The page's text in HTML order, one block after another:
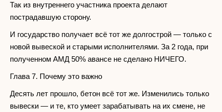
Так из внутреннего участника проекта делают
пострадавшую сторону.
И государство получает всё тот же долгострой — только с
новой вывеской и старыми исполнителями. За 2 года, при
полученном АМД 50% авансе не сделано НИЧЕГО.
Глава 7. Почему это важно
Десять лет прошло, бетон всё тот же. Изменились только
вывески — и те, кто умеет зарабатывать на их смене, не